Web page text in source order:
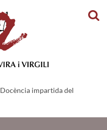
Docència impartida del